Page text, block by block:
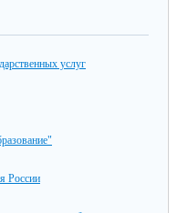
услуг
России